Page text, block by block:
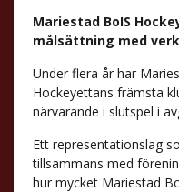
Mariestad BoIS
målsättning med
Under flera år har
Hockeyettans främsta
närvarande i slutspel i
Ett representationslag
tillsammans med
hur mycket Mariestad